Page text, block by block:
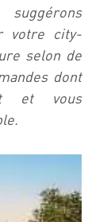
votre city-
selon de
dont
et vous